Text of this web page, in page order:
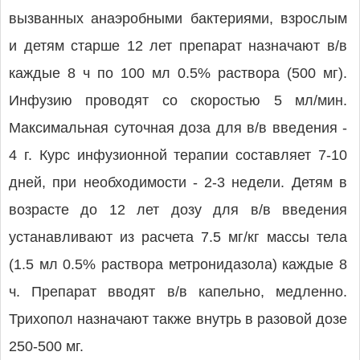
вызванных анаэробными бактериями, взрослым
и детям старше 12 лет препарат назначают в/в
каждые 8 ч по 100 мл 0.5% раствора (500 мг).
Инфузию проводят со скоростью 5 мл/мин.
Максимальная суточная доза для в/в введения -
4 г. Курс инфузионной терапии составляет 7-10
дней, при необходимости - 2-3 недели. Детям в
возрасте до 12 лет дозу для в/в введения
устанавливают из расчета 7.5 мг/кг массы тела
(1.5 мл 0.5% раствора метронидазола) каждые 8
ч. Препарат вводят в/в капельно, медленно.
Трихопол назначают также внутрь в разовой дозе
250-500 мг.